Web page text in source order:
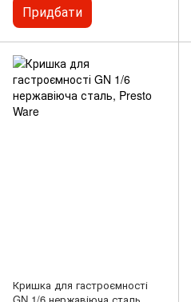
Придбати
Кришка для гастроємності